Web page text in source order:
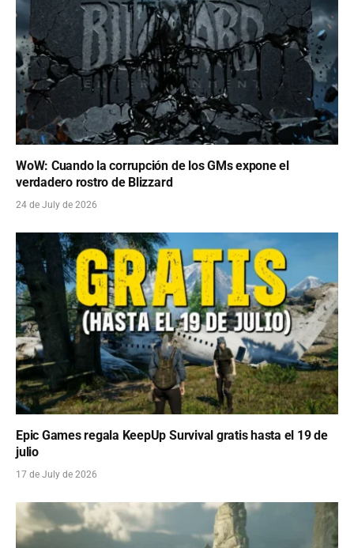
WoW: Cuando la corrupción de los GMs expone el
verdadero rostro de Blizzard
24 de July de 2026
Epic Games regala KeepUp Survival gratis hasta el 19 de
julio
17 de July de 2026